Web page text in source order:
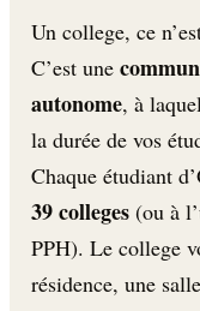
Un college, ce
C’est une
autonome, à
la durée de vos
Chaque étudiant
39 colleges (ou à
PPH). Le college
résidence, une